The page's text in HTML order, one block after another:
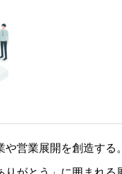
営業展開を創造する。